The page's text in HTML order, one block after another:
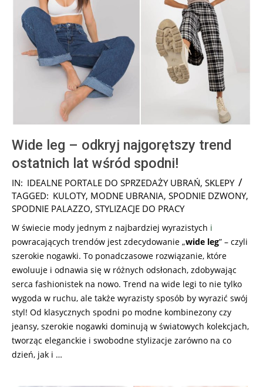
Wide leg – odkryj najgorętszy trend
ostatnich lat wśród spodni!
2025-
03-
21
IN: IDEALNE PORTALE DO SPRZEDAŻY UBRAŃ, SKLEPY
TAGGED: KULOTY, MODNE UBRANIA, SPODNIE DZWONY,
SPODNIE PALAZZO, STYLIZACJE DO PRACY
W świecie mody jednym z najbardziej wyrazistych i
powracających trendów jest zdecydowanie „wide leg” – czyli
szerokie nogawki. To ponadczasowe rozwiązanie, które
ewoluuje i odnawia się w różnych odsłonach, zdobywając
serca fashionistek na nowo. Trend na wide legi to nie tylko
wygoda w ruchu, ale także wyrazisty sposób by wyrazić swój
styl! Od klasycznych spodni po modne kombinezony czy
jeansy, szerokie nogawki dominują w światowych kolekcjach,
tworząc eleganckie i swobodne stylizacje zarówno na co
dzień, jak i …